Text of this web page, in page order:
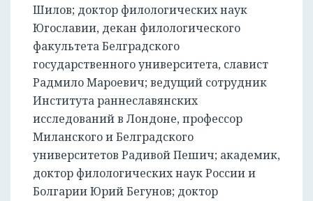
Шилов; доктор филологических наук
Югославии, декан филологического
факультета Белградского
государственного университета, славист
Радмило Мароевич; ведущий сотрудник
Института раннеславянских
исследований в Лондоне, профессор
Миланского и Белградского
университетов Радивой Пешич; академик,
доктор филологических наук России и
Болгарии Юрий Бегунов; доктор